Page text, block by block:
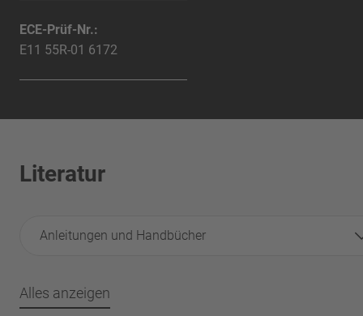
ECE-Prüf-Nr.:
E11 55R-01 6172
Literatur
Anleitungen und Handbücher
Alles anzeigen